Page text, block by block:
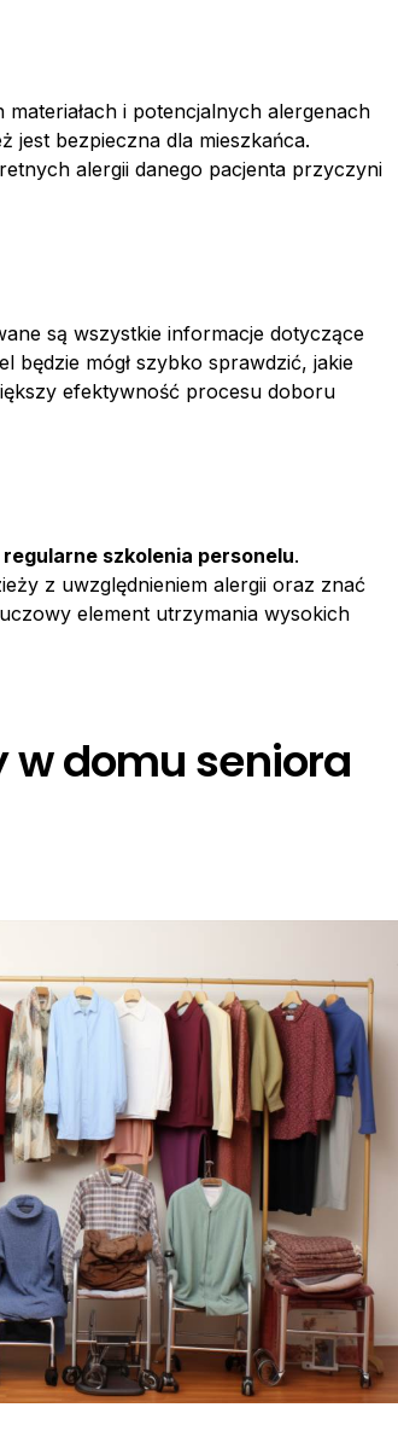
i potencjalnych alergenach
jest bezpieczna dla mieszkańca.
alergii danego pacjenta przyczyni
są wszystkie informacje dotyczące
będzie mógł szybko sprawdzić, jakie
efektywność procesu doboru
regularne szkolenia personelu.
z uwzględnieniem alergii oraz znać
element utrzymania wysokich
w domu seniora